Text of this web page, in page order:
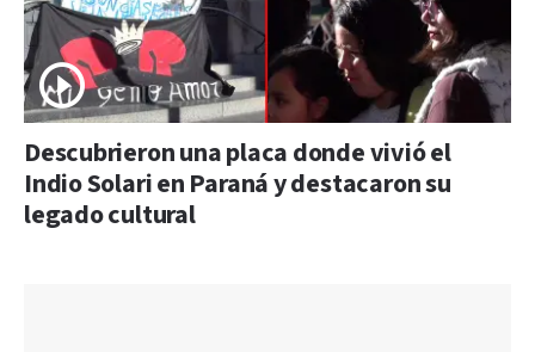
Descubrieron una placa donde vivió el
Indio Solari en Paraná y destacaron su
legado cultural